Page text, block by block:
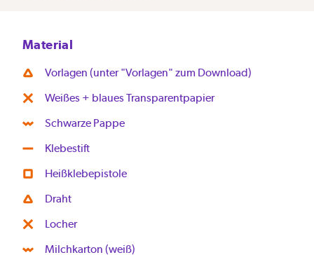
Material
Vorlagen (unter "Vorlagen" zum Download)
Weißes + blaues Transparentpapier
Schwarze Pappe
Klebestift
Heißklebepistole
Draht
Locher
Milchkarton (weiß)